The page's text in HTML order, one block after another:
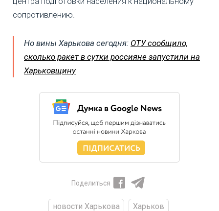
сопротивлению.
Но вины Харькова сегодня: ОТУ сообщило,
сколько ракет в сутки россияне запустили на
Харьковщину
Поделиться
новости Харькова Харьков